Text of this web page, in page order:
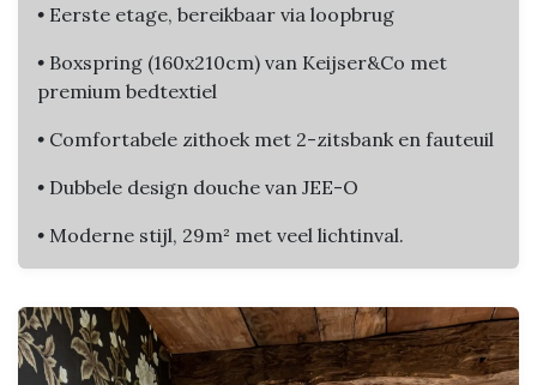
• Eerste etage, bereikbaar via loopbrug
• Boxspring (160x210cm) van Keijser&Co met
premium bedtextiel
• Comfortabele zithoek met 2-zitsbank en fauteuil
• Dubbele design douche van JEE-O
• Moderne stijl, 29m² met veel lichtinval.